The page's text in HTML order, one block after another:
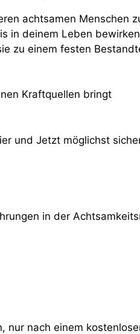
achtsamen Menschen
in deinem Leben
zu einem festen
Kraftquellen bringt
und Jetzt möglichst
in der
nach einem